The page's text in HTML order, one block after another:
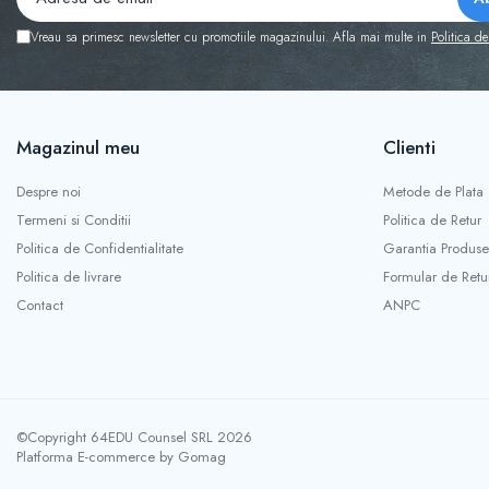
Vreau sa primesc newsletter cu promotiile magazinului. Afla mai multe in Politica
Magazinul meu
Despre noi
Termeni si Conditii
Politica de Confidentialitate
Politica de livrare
Contact
Clienti
Metode de Plata
Politica de Retur
Garantia
Formular de
ANPC
©Copyright 64EDU Counsel SRL 2026
Platforma E-commerce by Gomag